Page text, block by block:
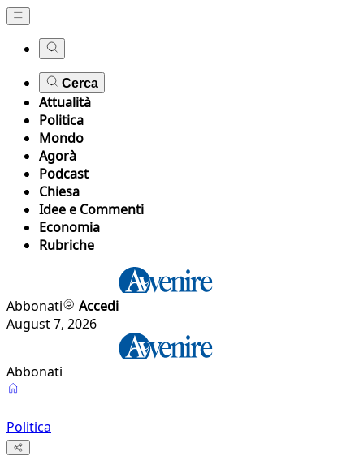
Cerca
Attualità
Politica
Mondo
Agorà
Podcast
Chiesa
Idee e Commenti
Economia
Rubriche
Abbonati
Accedi
August 7, 2026
Abbonati
Politica